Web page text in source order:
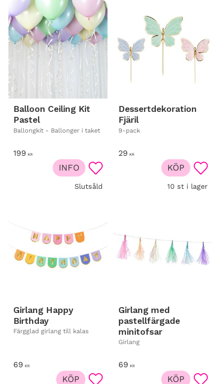
Balloon Ceiling Kit
Pastel
Ballongkit - Ballonger i taket
199 KR
Lägg till i favoriter
Slutsåld
INFO
Dessertdekoration
Fjäril
9-pack
29 KR
10 st i lager
KÖP
Girlang Happy
Birthday
Färgglad girlang till kalas
69 KR
KÖP
Girlang med
pastellfärgade
minitofsar
Girlang
69 KR
KÖP